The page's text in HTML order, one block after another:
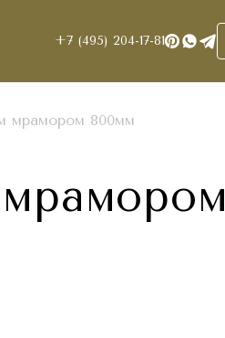
+7 (495) 204-17-81
мрамором 800мм